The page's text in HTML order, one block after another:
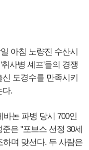
아침 노량진 수산시
사병 셰프'들의 경쟁
도경수를 만족시키
다.
논 파병 당시 700인
은 "포브스 선정 30세
하며 맞선다. 두 사람은